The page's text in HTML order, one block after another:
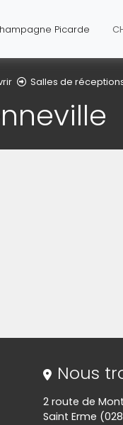
Picarde
Salles de
Nous
2 route de
Saint Erme